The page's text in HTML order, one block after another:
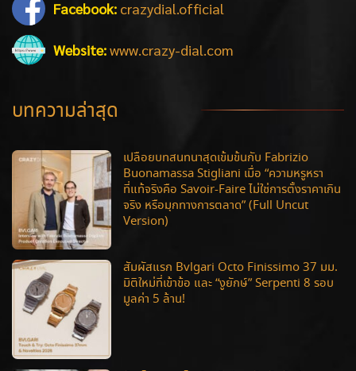
Facebook: crazydial.official
Website:www.crazy-dial.com
บทความล่าสุด
เปลือยบทสนทนาสุดเข้มข้นกับ Fabrizio
Buonamassa Stigliani เมื่อ “ความหรูหรา
ที่แท้จริงคือ Savoir-Faire ไม่ใช่การตั้งราคาเกิน
จริง หรือมุกทางการตลาด” (Full Uncut
Version)
สัมผัสแรก Bvlgari Octo Finissimo 37 มม.
มิติใหม่ที่เข้าข้อ และ “งูยักษ์” Serpenti 8 รอบ
มูลค่า 5 ล้าน!